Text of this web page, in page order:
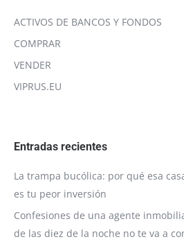
ACTIVOS DE BANCOS Y FONDOS
COMPRAR
VENDER
VIPRUS.EU
Entradas recientes
La trampa bucólica: por qué esa
es tu peor inversión
Confesiones de una agente
de las diez de la noche no te va a